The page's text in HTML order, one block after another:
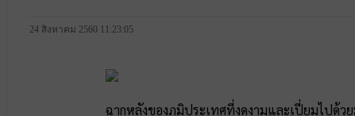
24 สิงหาคม 2560 11:23:05
ฉากหลังของภูมิประเทศที่งดงามและเปี่ยมไปด้ว